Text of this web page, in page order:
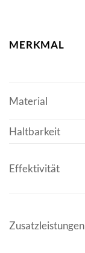
MERKMAL
Material
Haltbarkeit
Effektivität
Zusatzleistungen